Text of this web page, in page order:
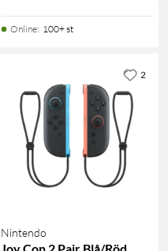
Online: 100+ st
Nintendo
2